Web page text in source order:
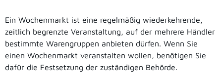
Ein Wochenmarkt ist eine regelmäßig wiederkehrende,
zeitlich begrenzte Veranstaltung, auf der mehrere Händler
bestimmte Warengruppen anbieten dürfen. Wenn Sie
einen Wochenmarkt veranstalten wollen, benötigen Sie
dafür die Festsetzung der zuständigen Behörde.